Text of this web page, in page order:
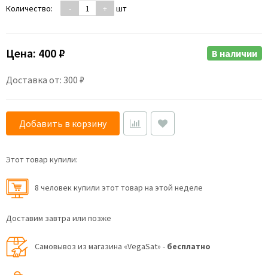
Количество: - + шт
Цена: 400 ₽
Доставка от: 300 ₽
В наличии
Добавить в корзину
Этот товар купили:
8 человек купили этот товар на этой неделе
Доставим завтра или позже
Самовывоз из магазина «VegaSat» - бесплатно